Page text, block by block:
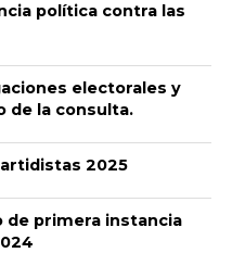
política contra las
electorales y
de la consulta.
2025
de primera instancia